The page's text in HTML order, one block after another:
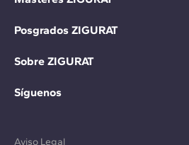
Posgrados ZIGURAT
Sobre ZIGURAT
Síguenos
Aviso Legal